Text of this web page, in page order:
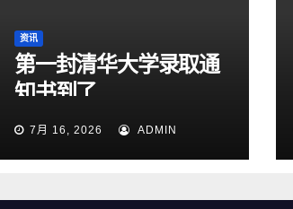
资讯
第一封清华大学录取通
知书到了
7月 16, 2026 ADMIN